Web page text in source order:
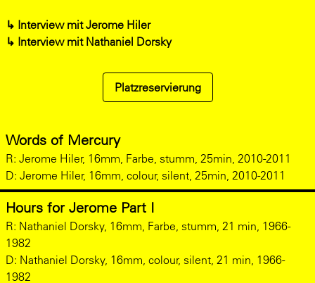
↳ Interview mit Jerome Hiler
↳ Interview mit Nathaniel Dorsky
Platzreservierung
Words of Mercury
R: Jerome Hiler, 16mm, Farbe, stumm, 25min, 2010-2011
D: Jerome Hiler, 16mm, colour, silent, 25min, 2010-2011
Hours for Jerome Part I
R: Nathaniel Dorsky, 16mm, Farbe, stumm, 21 min, 1966-
1982
D: Nathaniel Dorsky, 16mm, colour, silent, 21 min, 1966-
1982